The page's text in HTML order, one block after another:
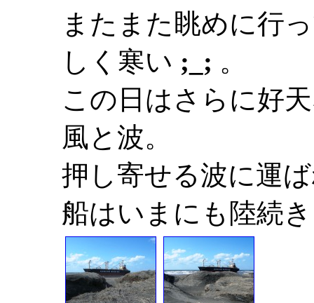
またまた眺めに行
しく寒い ;_; 。
この日はさらに好
風と波。
押し寄せる波に運
船はいまにも陸続